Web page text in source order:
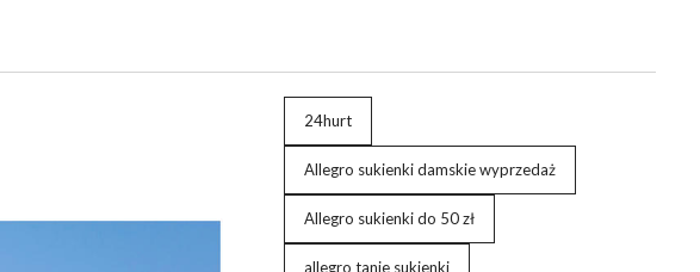
24hurt
Allegro sukienki damskie wyprzedaż
Allegro sukienki do 50 zł
allegro tanie sukienki